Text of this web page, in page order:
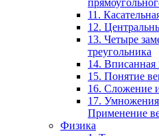
11.
12.
13. Четыре
треугольника
14. Вписанная
15. Понятие
16. Сложение
17. Умножения
Применение
Физика